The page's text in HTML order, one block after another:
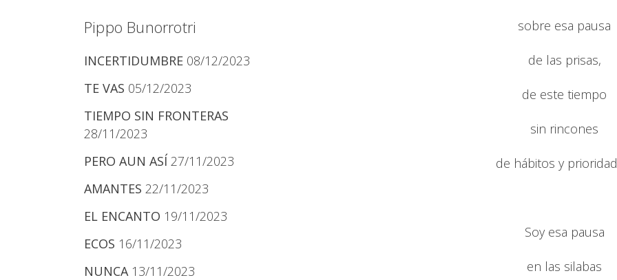
Pippo Bunorrotri
INCERTIDUMBRE 08/12/2023
TE VAS 05/12/2023
TIEMPO SIN FRONTERAS
28/11/2023
PERO AUN ASÍ 27/11/2023
AMANTES 22/11/2023
EL ENCANTO 19/11/2023
ECOS 16/11/2023
NUNCA 13/11/2023
sobre esa pausa
de las prisas,
de este tiempo
sin rincones
de hábitos y
Soy esa pausa
en las silabas